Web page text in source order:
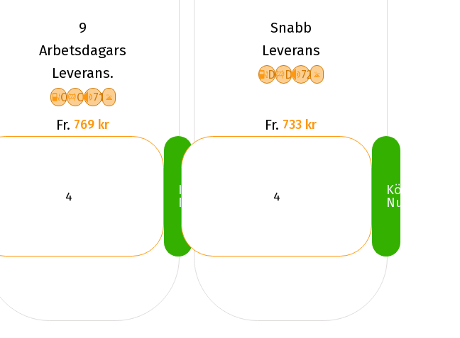
LANDSAIL
4-
SEASONS
3 XL
9
Arbetsdagars
Leverans.
C C 71
Fr. 769 kr
Köp
Nu
WINTER
DEFENDER
I
Snabb
Leverans
D D 72
Fr. 733 kr
Köp
Nu